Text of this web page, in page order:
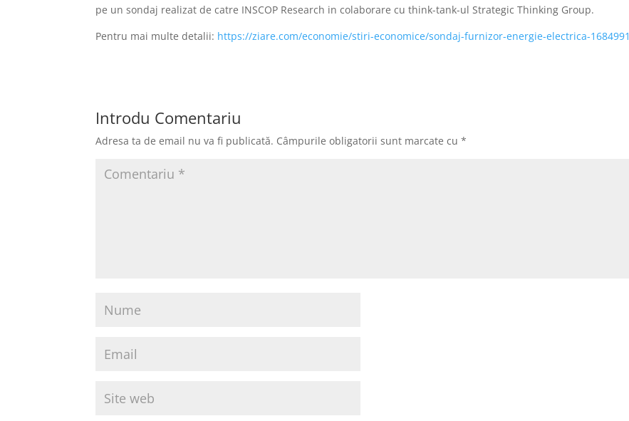
pe un sondaj realizat de catre INSCOP Research in colaborare cu think-tank-ul Strategic Thinking Group.
Pentru mai multe detalii: https://ziare.com/economie/stiri-economice/sondaj-furnizor-energie-electrica-1684991
Introdu Comentariu
Adresa ta de email nu va fi publicată. Câmpurile obligatorii sunt marcate cu*